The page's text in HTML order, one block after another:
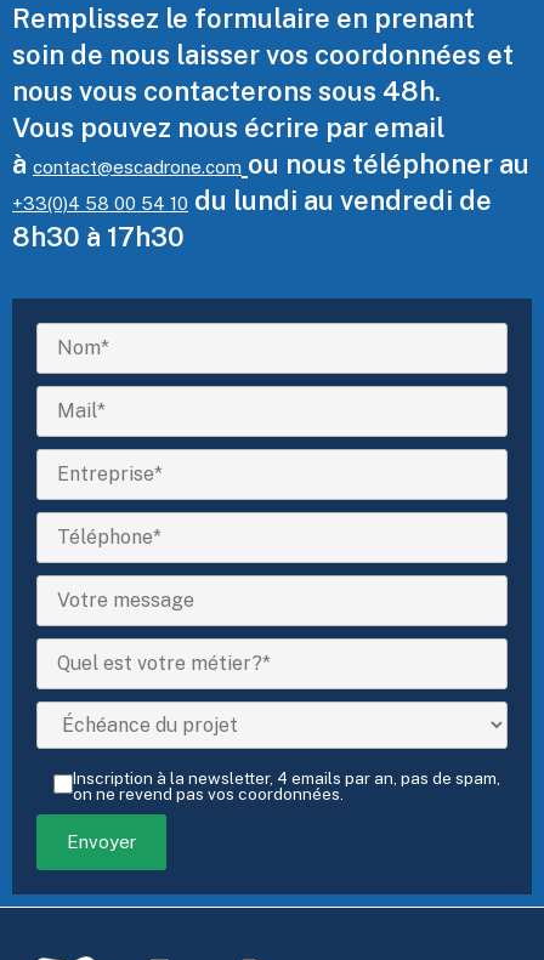
Remplissez le formulaire en prenant
soin de nous laisser vos coordonnées et
nous vous contacterons sous 48h.
Vous pouvez nous écrire par email
à contact@escadrone.com ou nous téléphoner au
+33(0)4 58 00 54 10 du lundi au vendredi de
8h30 à 17h30
Inscription à la newsletter, 4 emails par an, pas de spam,
on ne revend pas vos coordonnées.